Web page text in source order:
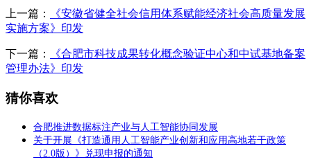
上一篇：
《安徽省健全社会信用体系赋能经济社会高质量发展
实施方案》印发
下一篇：
《合肥市科技成果转化概念验证中心和中试基地备案
管理办法》印发
猜你喜欢
合肥推进数据标注产业与人工智能协同发展
关于开展《打造通用人工智能产业创新和应用高地若干政策
（2.0版）》兑现申报的通知